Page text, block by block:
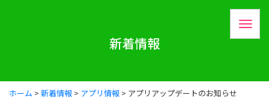
新着情報
ホーム > 新着情報 > アプリ情報 > アプリアップデートのお知らせ